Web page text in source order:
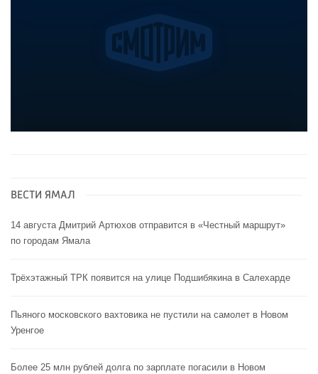
ВЕСТИ ЯМАЛ
14 августа Дмитрий Артюхов отправится в «Честный маршрут»
по городам Ямала
Трёхэтажный ТРК появится на улице Подшибякина в Салехарде
Пьяного московского вахтовика не пустили на самолет в Новом
Уренгое
Более 25 млн рублей долга по зарплате погасили в Новом